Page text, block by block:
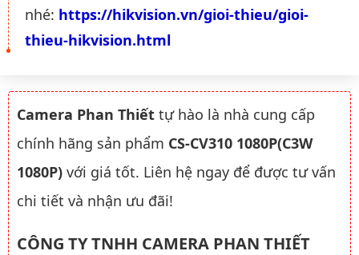
nhé: https://hikvision.vn/gioi-thieu/gioi-
thieu-hikvision.html
Camera Phan Thiết tự hào là nhà cung cấp
chính hãng sản phẩm CS-CV310 1080P(C3W
1080P) với giá tốt. Liên hệ ngay để được tư vấn
chi tiết và nhận ưu đãi!
CÔNG TY TNHH CAMERA PHAN THIẾT